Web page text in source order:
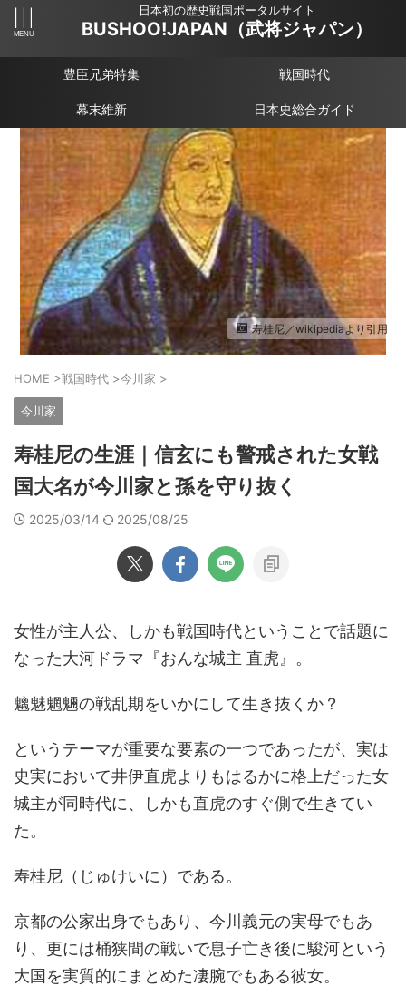
日本初の歴史戦国ポータルサイト
BUSHOO!JAPAN（武将ジャパン）
豊臣兄弟特集 戦国時代
幕末維新 日本史総合ガイド
寿桂尼／wikipediaより引用
HOME >戦国時代 >今川家 >
今川家
寿桂尼の生涯｜信玄にも警戒された女戦
国大名が今川家と孫を守り抜く
2025/03/14 2025/08/25
女性が主人公、しかも戦国時代ということで話題に
なった大河ドラマ『おんな城主 直虎』。
魑魅魍魎の戦乱期をいかにして生き抜くか？
というテーマが重要な要素の一つであったが、実は
史実において井伊直虎よりもはるかに格上だった女
城主が同時代に、しかも直虎のすぐ側で生きてい
た。
寿桂尼（じゅけいに）である。
京都の公家出身でもあり、今川義元の実母でもあ
り、更には桶狭間の戦いで息子亡き後に駿河という
大国を実質的にまとめた凄腕でもある彼女。